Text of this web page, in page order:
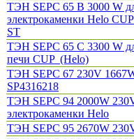
ТЭН SEPC 65 B 3000 W
электрокаменки Helo
ST
ТЭН SEPC 65 C 3300 W
печи CUP (Helo)
ТЭН SEPC 67 230V
SP4316218
ТЭН SEPC 94 2000W
электрокаменки Helo
ТЭН SEPC 95 2670W